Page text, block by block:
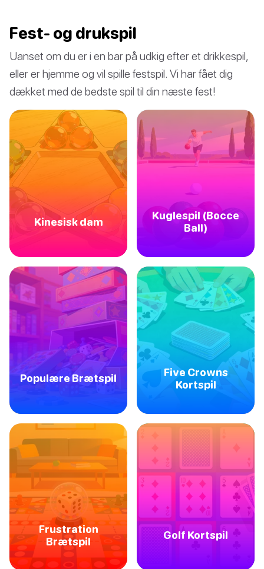
Fest- og drukspil
Uanset om du er i en bar på udkig efter et drikkespil,
eller er hjemme og vil spille festspil. Vi har fået dig
dækket med de bedste spil til din næste fest!
Kinesisk dam
Kuglespil (Bocce
Ball)
Populære Brætspil
Five Crowns
Kortspil
Frustration
Brætspil
Golf Kortspil